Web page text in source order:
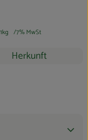
7% MwSt
Herkunft